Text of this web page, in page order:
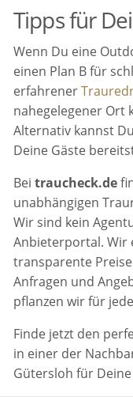
Tipps für
Wenn Du eine
einen Plan B für
erfahrener
nahegelegener Ort
Alternativ kannst
Deine Gäste
Beitraucheck.de
unabhängigen
Wir sind kein
Anbieterportal. Wir
transparente
Anfragen und
pflanzen wir für
Finde jetzt den
in einer der
Gütersloh für